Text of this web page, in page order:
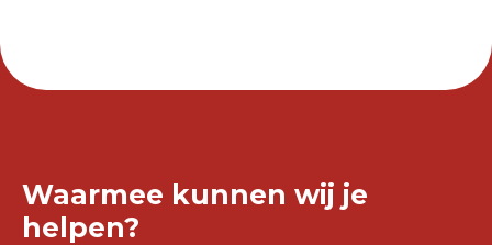
Waarmee kunnen wij je
helpen?